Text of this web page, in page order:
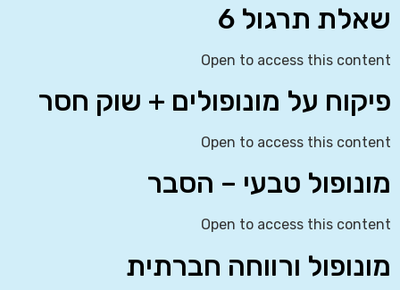
שאלת תרגול 6
Open to access this content
פיקוח על מונופולים + שוק חסר
Open to access this content
מונופול טבעי – הסבר
Open to access this content
מונופול ורווחה חברתית